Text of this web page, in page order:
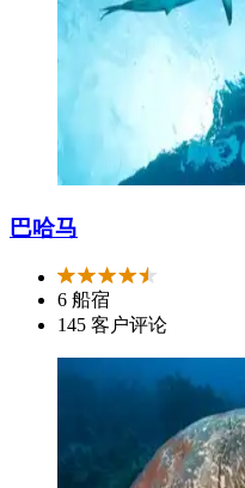
巴哈马
6 船宿
145 客户评论